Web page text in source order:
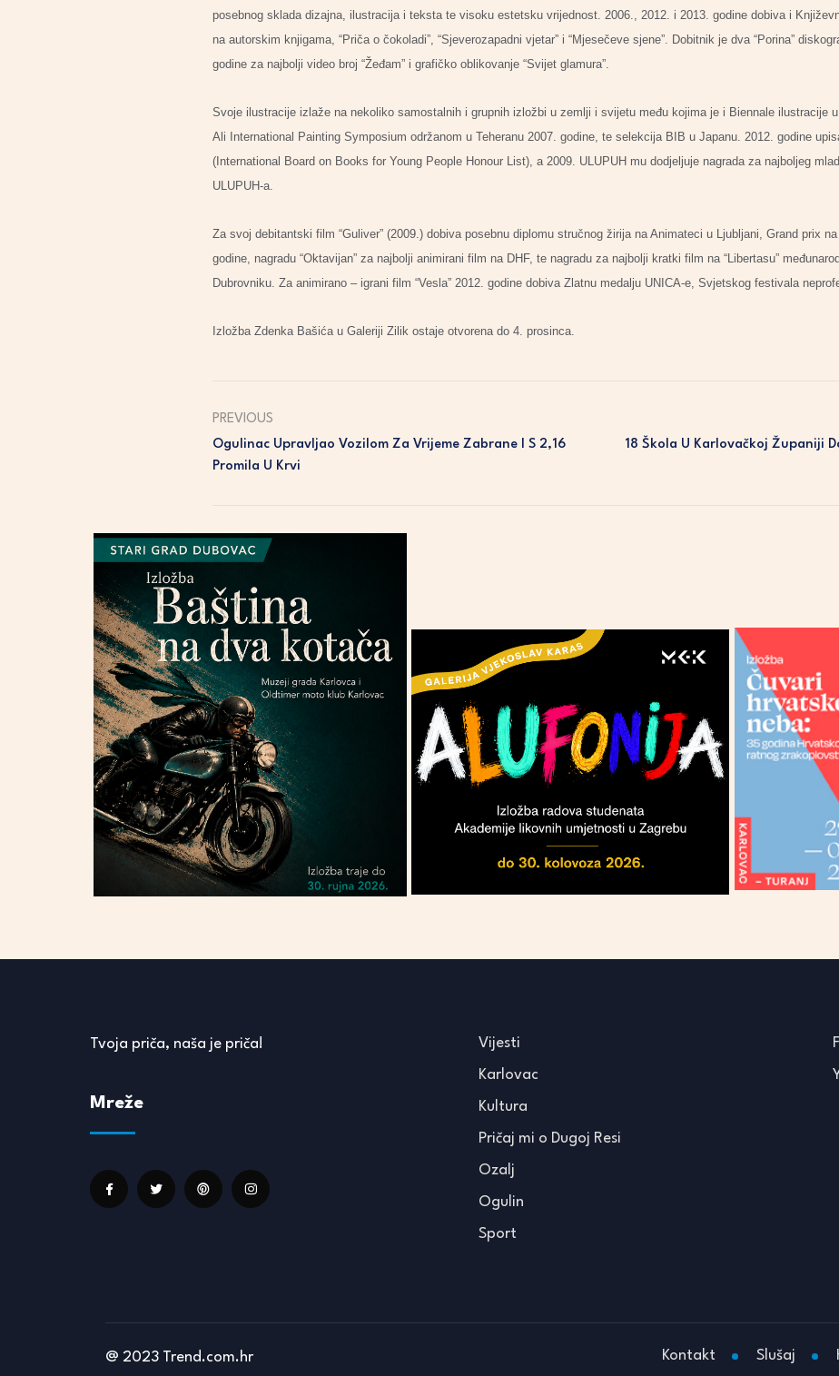
posebnog sklada dizajna, ilustracija i teksta te visoku estetsku vrijednost. 2006., 2012. i 2013. godine dobiva i
na autorskim knjigama, “Priča o čokoladi”, “Sjeverozapadni vjetar” i “Mjesečeve sjene”. Dobitnik je dva “Porina”
godine za najbolji video broj “Žeđam” i grafičko oblikovanje “Svijet glamura”.
Svoje ilustracije izlaže na nekoliko samostalnih i grupnih izložbi u zemlji i svijetu među kojima je i Biennale ilustracije
Ali International Painting Symposium održanom u Teheranu 2007. godine, te selekcija BIB u Japanu. 2012. godine
(International Board on Books for Young People Honour List), a 2009. ULUPUH mu dodjeljuje nagrada za najboljeg
ULUPUH-a.
Za svoj debitantski film “Guliver” (2009.) dobiva posebnu diplomu stručnog žirija na Animateci u Ljubljani, Grand prix
godine, nagradu “Oktavijan” za najbolji animirani film na DHF, te nagradu za najbolji kratki film na “Libertasu”
Dubrovniku. Za animirano – igrani film “Vesla” 2012. godine dobiva Zlatnu medalju UNICA-e, Svjetskog festivala
Izložba Zdenka Bašića u Galeriji Zilik ostaje otvorena do 4. prosinca.
PREVIOUS
Ogulinac Upravljao Vozilom Za Vrijeme Zabrane I S 2,16
Promila U Krvi
18 Škola U Karlovačkoj Županiji
Tvoja priča, naša je priča!
Mreže
Vijesti
Karlovac
Kultura
Pričaj mi o Dugoj Resi
Ozalj
Ogulin
Sport
@ 2023 Trend.com.hr Kontakt Slušaj